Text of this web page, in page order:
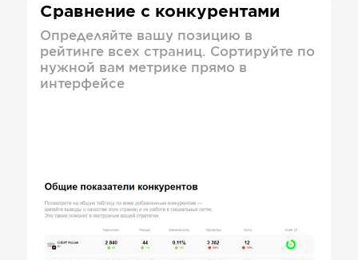
Сравнение с конкурентами
Определяйте вашу позицию в
рейтинге всех страниц. Сортируйте по
нужной вам метрике прямо в
интерфейсе